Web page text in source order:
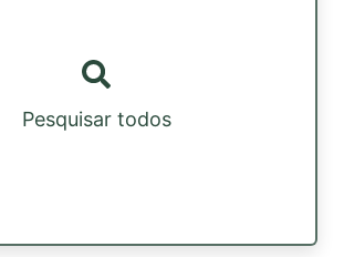
Pesquisar todos